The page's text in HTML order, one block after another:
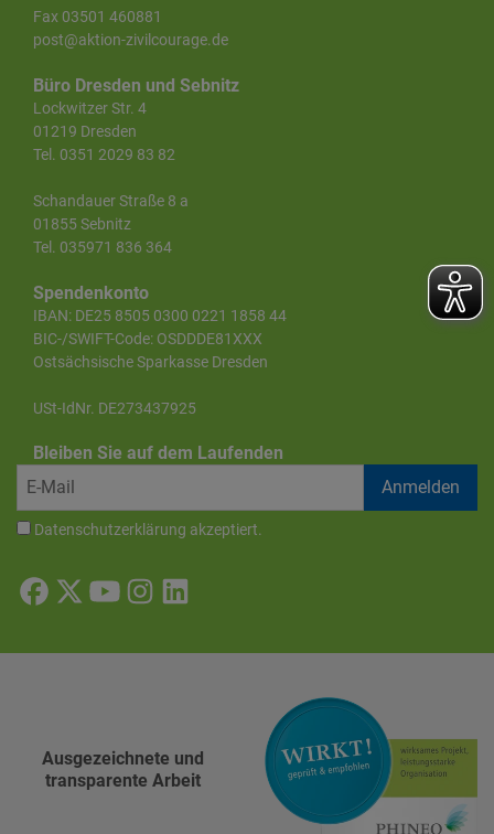
Fax 03501 460881
post@aktion-zivilcourage.de
Büro Dresden und Sebnitz
Lockwitzer Str. 4
01219 Dresden
Tel. 0351 2029 83 82
Schandauer Straße 8 a
01855 Sebnitz
Tel. 035971 836 364
Spendenkonto
IBAN: DE25 8505 0300 0221 1858 44
BIC-/SWIFT-Code: OSDDDE81XXX
Ostsächsische Sparkasse Dresden
USt-IdNr. DE273437925
Bleiben Sie auf dem Laufenden
Datenschutzerklärung akzeptiert.
Ausgezeichnete und
transparente Arbeit